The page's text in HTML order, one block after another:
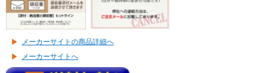
メーカーサイトの商品詳細へ
メーカーサイトへ